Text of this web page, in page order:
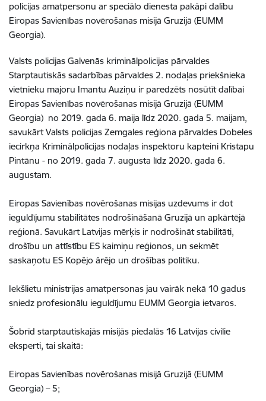
policijas amatpersonu ar speciālo dienesta pakāpi dalību
Eiropas Savienības novērošanas misijā Gruzijā (EUMM
Georgia).
Valsts policijas Galvenās kriminālpolicijas pārvaldes
Starptautiskās sadarbības pārvaldes 2. nodaļas priekšnieka
vietnieku majoru Imantu Auziņu ir paredzēts nosūtīt dalībai
Eiropas Savienības novērošanas misijā Gruzijā (EUMM
Georgia) no 2019. gada 6. maija līdz 2020. gada 5. maijam,
savukārt Valsts policijas Zemgales reģiona pārvaldes Dobeles
iecirkņa Kriminālpolicijas nodaļas inspektoru kapteini Kristapu
Pintānu - no 2019. gada 7. augusta līdz 2020. gada 6.
augustam.
Eiropas Savienības novērošanas misijas uzdevums ir dot
ieguldījumu stabilitātes nodrošināšanā Gruzijā un apkārtējā
reģionā. Savukārt Latvijas mērķis ir nodrošināt stabilitāti,
drošību un attīstību ES kaimiņu reģionos, un sekmēt
saskaņotu ES Kopējo ārējo un drošības politiku.
Iekšlietu ministrijas amatpersonas jau vairāk nekā 10 gadus
sniedz profesionālu ieguldījumu EUMM Georgia ietvaros.
Šobrīd starptautiskajās misijās piedalās 16 Latvijas civilie
eksperti, tai skaitā:
Eiropas Savienības novērošanas misijā Gruzijā (EUMM
Georgia) – 5;